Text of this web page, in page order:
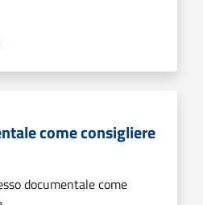
come consigliere
documentale come